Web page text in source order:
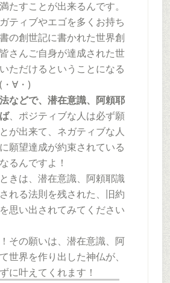
たすことが出来るんです。
ティブやエゴを多くお持ち
の創世記に書かれた世界創
さんご自身が達成された世
ただけるということになる
・∀・)
などで、潜在意識、阿頼耶
、ポジティブな人は必ず願
が出来て、ネガティブな人
願望達成が約束されている
るんですよ！
きは、潜在意識、阿頼耶識
れる法則を残された、旧約
思い出されてみてください
その願いは、潜在意識、阿
世界を作り出した神仏が、
に叶えてくれます！